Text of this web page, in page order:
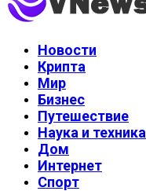
Новости
Крипта
Мир
Бизнес
Путешествие
Наука и техника
Дом
Интернет
Спорт